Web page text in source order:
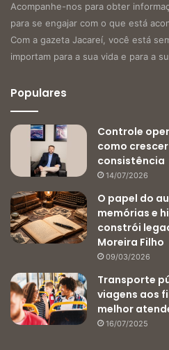
Acompanhe-nos para obter
para se engajar com o que está
Com a gazeta Jacareí, você está
importam para a sua vida e para a
Populares
Controle
como
consistência
14/07/2026
O papel do
memórias e
constrói
Moreira Filho
09/03/2026
Transporte
viagens aos
melhor
16/07/2025